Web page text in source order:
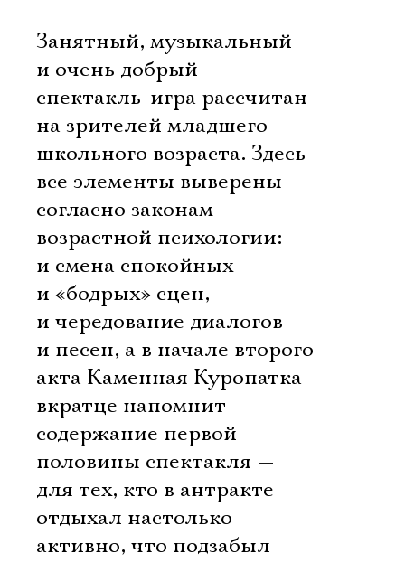
Занятный, музыкальный
и очень добрый
спектакль-игра рассчитан
на зрителей младшего
школьного возраста. Здесь
все элементы выверены
согласно законам
возрастной психологии:
и смена спокойных
и «бодрых» сцен,
и чередование диалогов
и песен, а в начале второго
акта Каменная Куропатка
вкратце напомнит
содержание первой
половины спектакля —
для тех, кто в антракте
отдыхал настолько
активно, что подзабыл